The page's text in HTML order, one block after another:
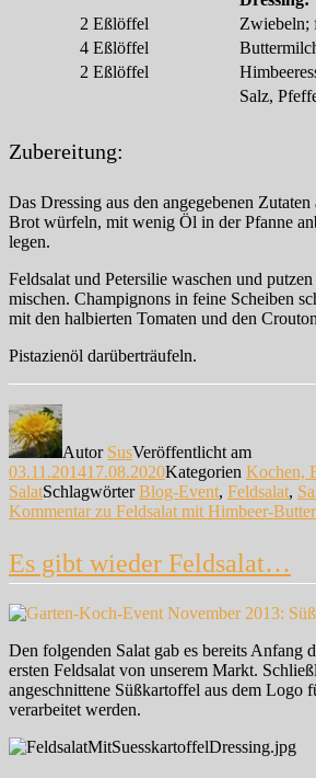
2 Eßlöffel
Zwiebeln;
4 Eßlöffel
2 Eßlöffel
Salz,
Zubereitung:
Das Dressing aus den angegebenen
Brot würfeln, mit wenig Öl in der Pfanne
legen.
Feldsalat und Petersilie waschen und
mischen. Champignons in feine Scheiben
mit den halbierten Tomaten und den
Pistazienöl darüberträufeln.
Autor SusVeröffentlicht am
03.11.201417.08.2020Kategorien Kochen,
SalatSchlagwörterBlog-Event, Feldsalat,
Kommentarzu Feldsalat mit Himbeer-
Es gibt wieder Feldsalat…
Den folgenden Salat gab es bereits Anfang
ersten Feldsalat von unserem Markt.
angeschnittene Süßkartoffel aus dem Logo
verarbeitet werden.